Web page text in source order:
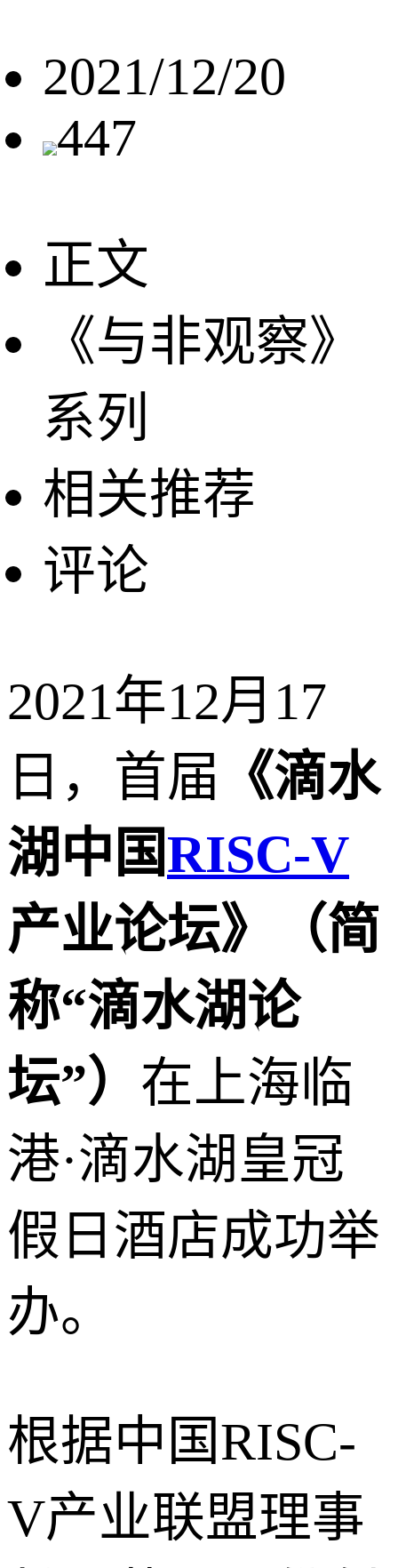
2021/12/20
447
正文
《与非观察》
系列
相关推荐
评论
2021年12月17
日，首届 《滴水
湖中国RISC-V
产业论坛》（简
称“滴水湖论
坛”） 在上海临
港·滴水湖皇冠
假日酒店成功举
办。
根据中国RISC-
V产业联盟理事